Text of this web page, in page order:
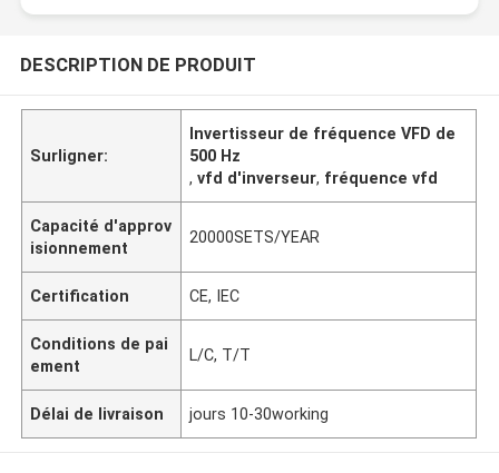
DESCRIPTION DE PRODUIT
Surligner:
Invertisseur de fréquence VFD de
500 Hz
,vfd d'inverseur, fréquence vfd
Capacité d'approv
isionnement
20000SETS/YEAR
Certification CE, IEC
Conditions de pai
ement
L/C, T/T
Délai de livraison jours 10-30working